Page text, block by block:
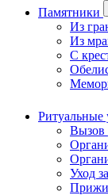
Памятники
Из
Из
С
Ритуальные
Вызов
Уход